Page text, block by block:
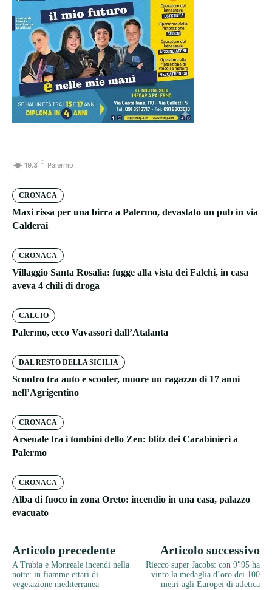
19.3 C Palermo
CRONACA
Maxi rissa per una birra a Palermo, devastato un pub in via
Calderai
CRONACA
Villaggio Santa Rosalia: fugge alla vista dei Falchi, in casa
aveva 4 chili di droga
CALCIO
Palermo, ecco Vavassori dall’Atalanta
DAL RESTO DELLA SICILIA
Scontro tra auto e scooter, muore un ragazzo di 17 anni
nell’Agrigentino
CRONACA
Arsenale tra i tombini dello Zen: blitz dei Carabinieri a
Palermo
CRONACA
Alba di fuoco in zona Oreto: incendio in una casa, palazzo
evacuato
Articolo precedente
A Trabia e Monreale incendi nella
notte: in fiamme ettari di
vegetazione mediterranea
Articolo successivo
Riecco super Jacobs: con 9″95 ha
vinto la medaglia d’oro dei 100
metri agli Europei di atletica